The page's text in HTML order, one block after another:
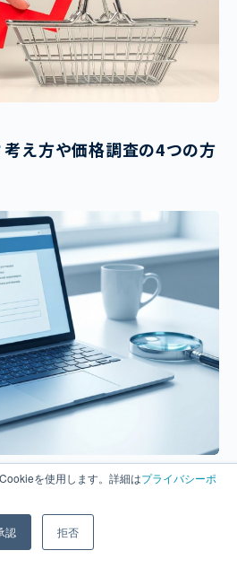
を使用します。詳細はプライバシーポ
認 拒否
え方や価格調査の4つの方
し穴｜パネル調査で見落
品質管理の実務